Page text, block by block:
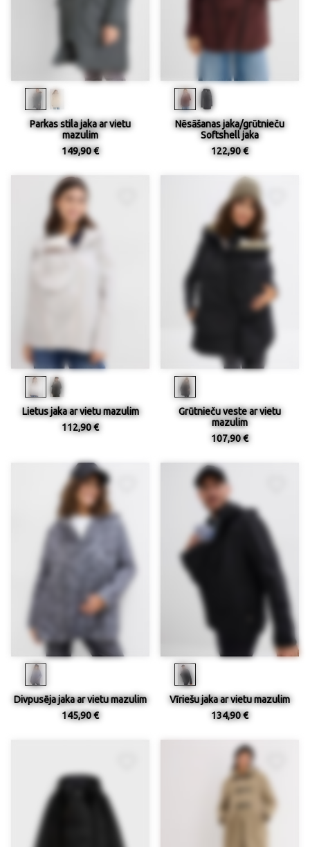
Parkas stila jaka ar vietu
mazulim
149,90 €
Nēsāšanas jaka/grūtnieču
Softshell jaka
122,90 €
Lietus jaka ar vietu mazulim
112,90 €
Grūtnieču veste ar vietu
mazulim
107,90 €
Divpusēja jaka ar vietu mazulim
145,90 €
Vīriešu jaka ar vietu mazulim
134,90 €